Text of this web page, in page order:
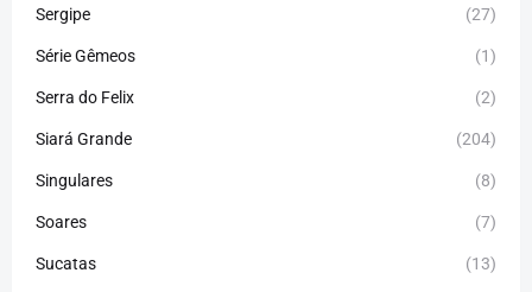
Sergipe (27)
Série Gêmeos (1)
Serra do Felix (2)
Siará Grande (204)
Singulares (8)
Soares (7)
Sucatas (13)